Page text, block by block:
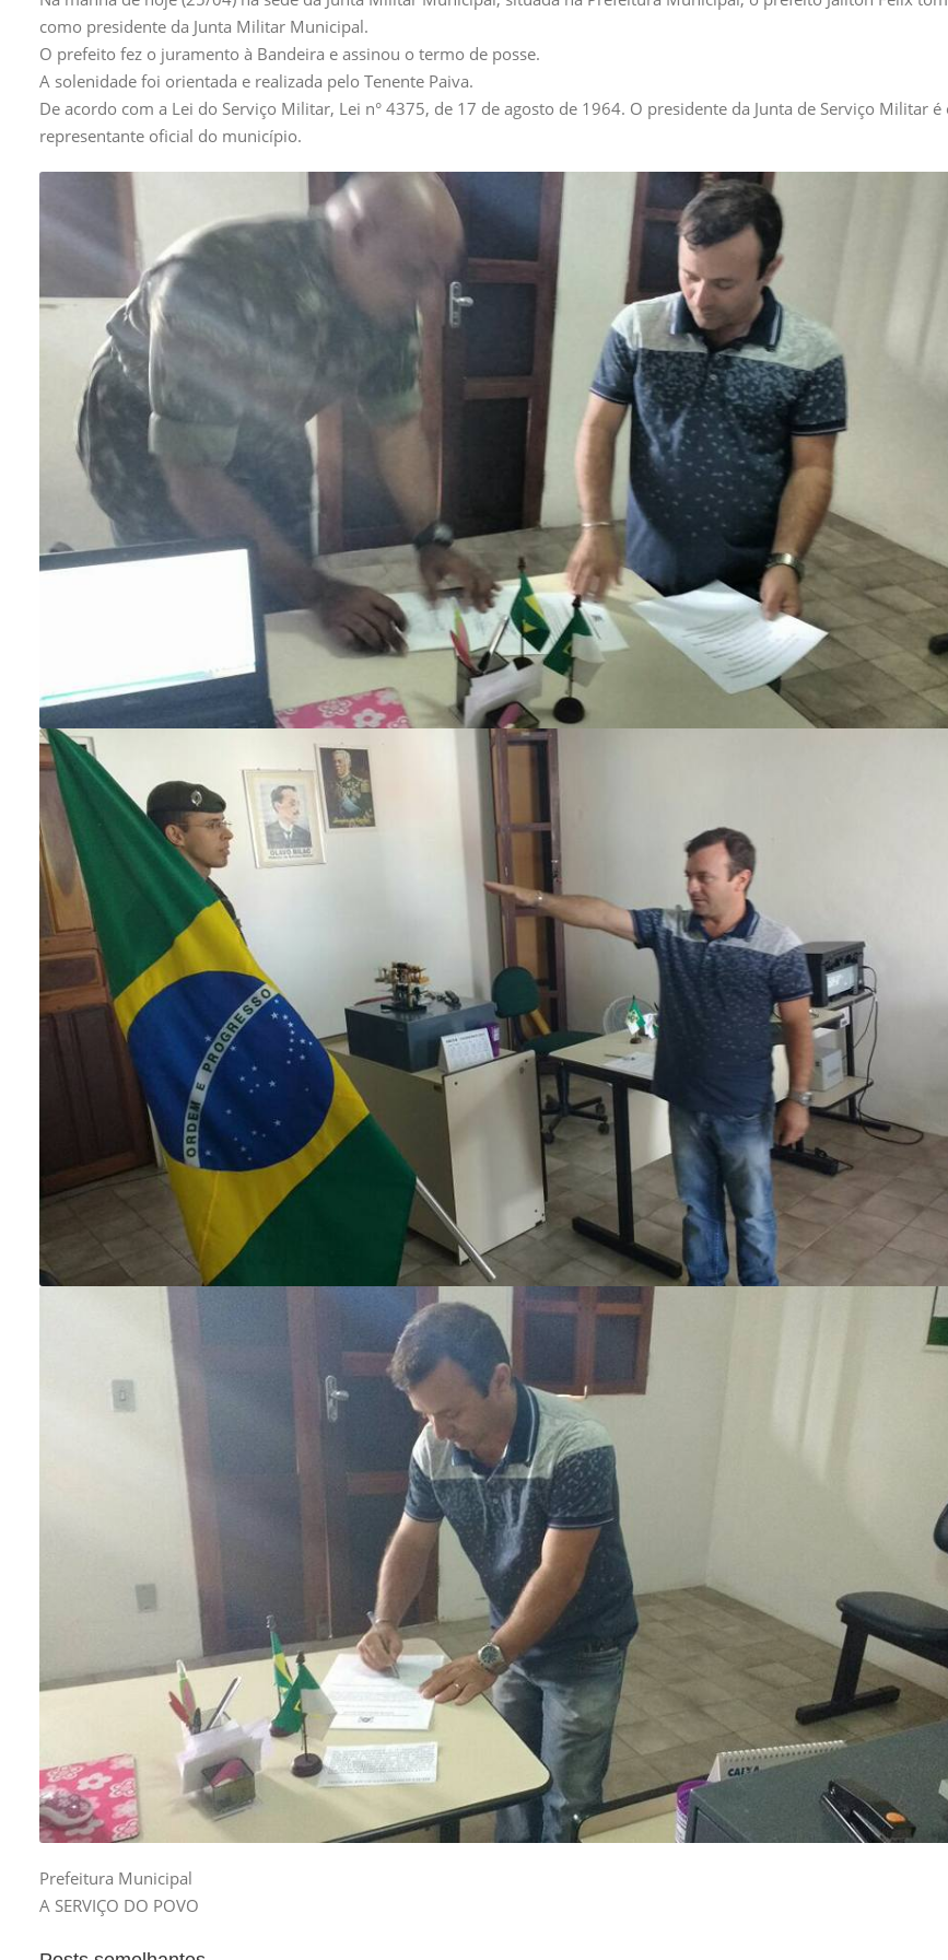
como presidente da Junta Militar Municipal.
O prefeito fez o juramento à Bandeira e assinou o termo de posse.
A solenidade foi orientada e realizada pelo Tenente Paiva.
De acordo com a Lei do Serviço Militar, Lei n° 4375, de 17 de agosto de 1964. O presidente da Junta de Serviço Militar é
representante oficial do município.
Prefeitura Municipal
A SERVIÇO DO POVO